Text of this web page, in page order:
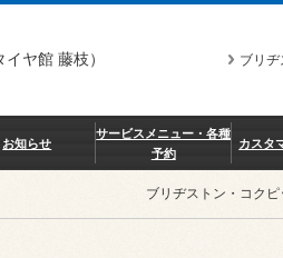
ヤ館 藤枝）
ブリヂ
お知らせ
サービスメニュー・各種
予約
カスタ
ブリヂストン・コク